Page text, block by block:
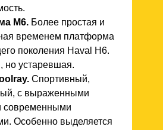
M6. Более простая и
временем платформа
поколения Haval H6.
но устаревшая.
Спортивный,
с выраженными
современными
Особенно выделяется